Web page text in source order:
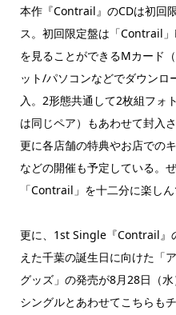
本作『Contrail』のCDは初回
ス。初回限定盤は「Contrail
を見ることができるMカード
ット/パソコンなどでダウンロ
入。2形態共通して2枚組フォ
は同じペア）もあわせて封入さ
更に各店舗の特典やお店での
などの開催も予定している。
「Contrail」を十二分に楽しん
更に、1st Single『Contrail』
えた千葉の誕生日に向けた「
グッズ」の発売が8月28日（
シングルとあわせてこちらも